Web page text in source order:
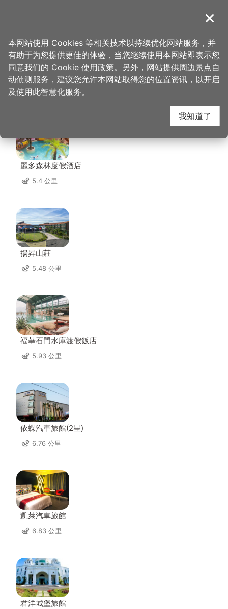
導覽
首页 > 想去的地方 > 住宿 > 朴堤商务旅馆
朴堤商务旅馆 周边住宿
麗多森林度假酒店
5.4 公里
揚昇山莊
5.48 公里
福華石門水庫渡假飯店
5.93 公里
依蝶汽車旅館(2星)
6.76 公里
凱萊汽車旅館
6.83 公里
君洋城堡旅館
关闭
本网站使用 Cookies 等相关技术以持续优化网站服务，并
有助于为您提供更佳的体验，当您继续使用本网站即表示您
同意我们的 Cookie 使用政策。另外，网站提供周边景点自
动侦测服务，建议您允许本网站取得您的位置资讯，以开启
及使用此智慧化服务。
我知道了